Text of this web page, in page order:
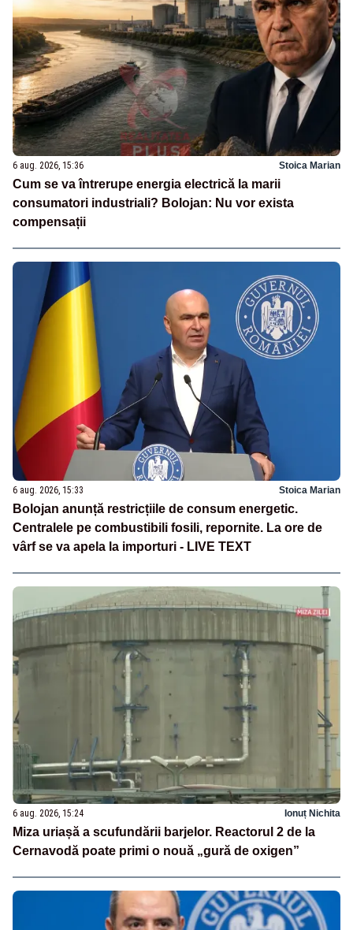
6 aug. 2026, 15:36 Stoica Marian
Cum se va întrerupe energia electrică la marii
consumatori industriali? Bolojan: Nu vor exista
compensații
6 aug. 2026, 15:33 Stoica Marian
Bolojan anunță restricțiile de consum energetic.
Centralele pe combustibili fosili, repornite. La ore de
vârf se va apela la importuri - LIVE TEXT
6 aug. 2026, 15:24 Ionuț Nichita
Miza uriașă a scufundării barjelor. Reactorul 2 de la
Cernavodă poate primi o nouă „gură de oxigen”